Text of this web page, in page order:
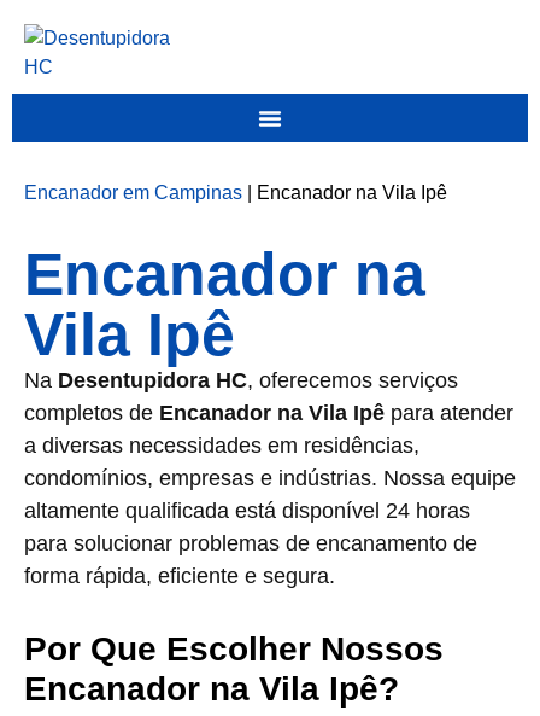
Encanador em Campinas Encanador na Vila Ipê
Encanador na
Vila Ipê
Na Desentupidora HC, oferecemos serviços
completos de Encanador na Vila Ipê para atender
a diversas necessidades em residências,
condomínios, empresas e indústrias. Nossa equipe
altamente qualificada está disponível 24 horas
para solucionar problemas de encanamento de
forma rápida, eficiente e segura.
Por Que Escolher Nossos
Encanador na Vila Ipê?